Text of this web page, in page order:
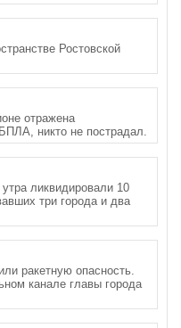
Ростовской
отражена
никто не пострадал.
ликвидировали 10
три города и два
ракетную опасность.
канале главы города